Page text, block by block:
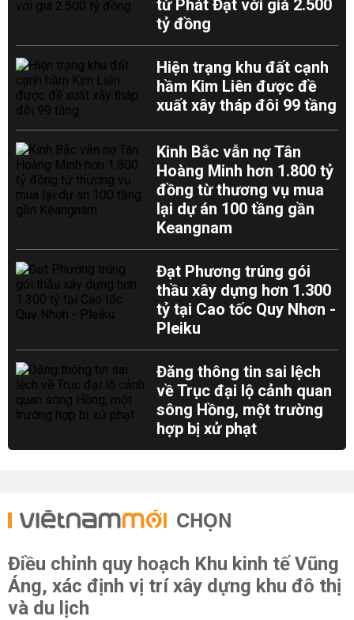
từ Phát Đạt với giá 2.500
tỷ đồng
Hiện trạng khu đất cạnh
hầm Kim Liên được đề
xuất xây tháp đôi 99 tầng
Kinh Bắc vẫn nợ Tân
Hoàng Minh hơn 1.800 tỷ
đồng từ thương vụ mua
lại dự án 100 tầng gần
Keangnam
Đạt Phương trúng gói
thầu xây dựng hơn 1.300
tỷ tại Cao tốc Quy Nhơn -
Pleiku
Đăng thông tin sai lệch
về Trục đại lộ cảnh quan
sông Hồng, một trường
hợp bị xử phạt
CHỌN
Điều chỉnh quy hoạch Khu kinh tế Vũng
Áng, xác định vị trí xây dựng khu đô thị
và du lịch